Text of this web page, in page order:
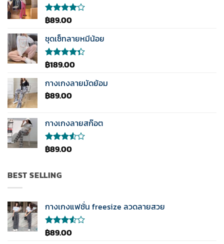
ให้
4.00
ตั้งแต่ 1-
5
คะแนน
฿89.00
ชุดเซ็ทลายหมีน้อย
ให้
4.33
ตั้งแต่ 1-5
คะแนน
฿189.00
กางเกงลายมัดย้อม
฿89.00
กางเกงลายสก๊อต
ให้
ตั้งแต่
1-5
฿89.00
BEST SELLING
กางเกงแฟชั่น freesize ลวดลายสวย
ให้
฿89.00